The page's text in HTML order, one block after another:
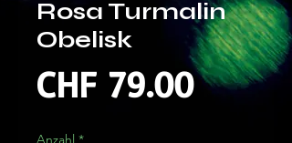
Rosa Turmalin
Obelisk
CHF 79.00Preis
Anzahl *